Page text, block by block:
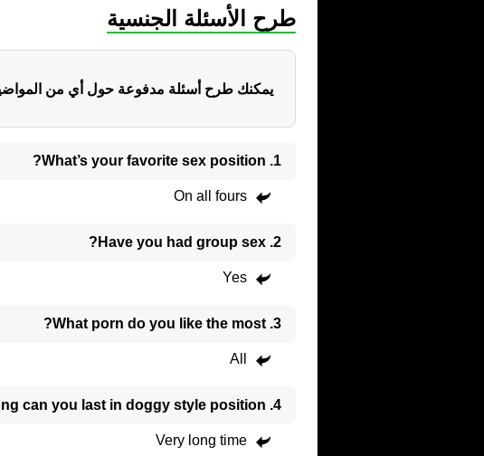
طرح الأسئلة الجنسية
يمكنك طرح أسئلة مدفوعة حول أي من
1. What’s your favorite sex position?
On all fours
2. Have you had group sex?
Yes
3. What porn do you like the most?
All
4. How long can you last in doggy style position?
Very long time